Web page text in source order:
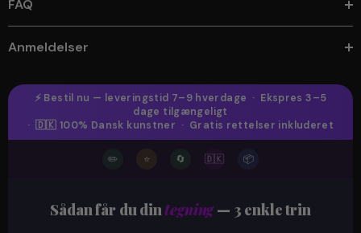
FAQ
Anmeldelser
⚡ Bestil nu — leveringstid 7–9 hverdage · Ekspres 3–5
dage tilgængeligt
· 🇩🇰 100% Dansk kunstner · Gratis rettelser inkluderet
✏️ ⭐ 🔄 🇩🇰 📦
Sådan får du dintegning— 3 enkle trin